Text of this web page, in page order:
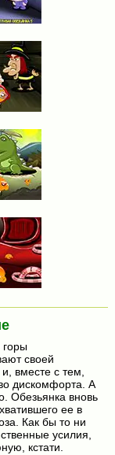
своей
вместе с тем,
дискомфорта. А
Обезьянка вновь
ее в
Как бы то ни
усилия,
кстати.